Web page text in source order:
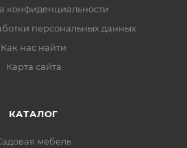
конфиденциальности
персональных данных
Как нас найти
Карта сайта
КАТАЛОГ
мебель